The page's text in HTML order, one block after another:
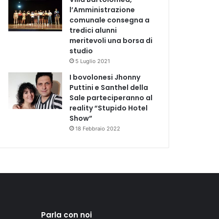
l’Amministrazione
comunale consegna a
tredici alunni
meritevoli una borsa di
studio
5 Luglio 2021
I bovolonesi Jhonny
Puttini e Santhel della
Sale parteciperanno al
reality “Stupido Hotel
Show”
18 Febbraio 2022
Parla con noi